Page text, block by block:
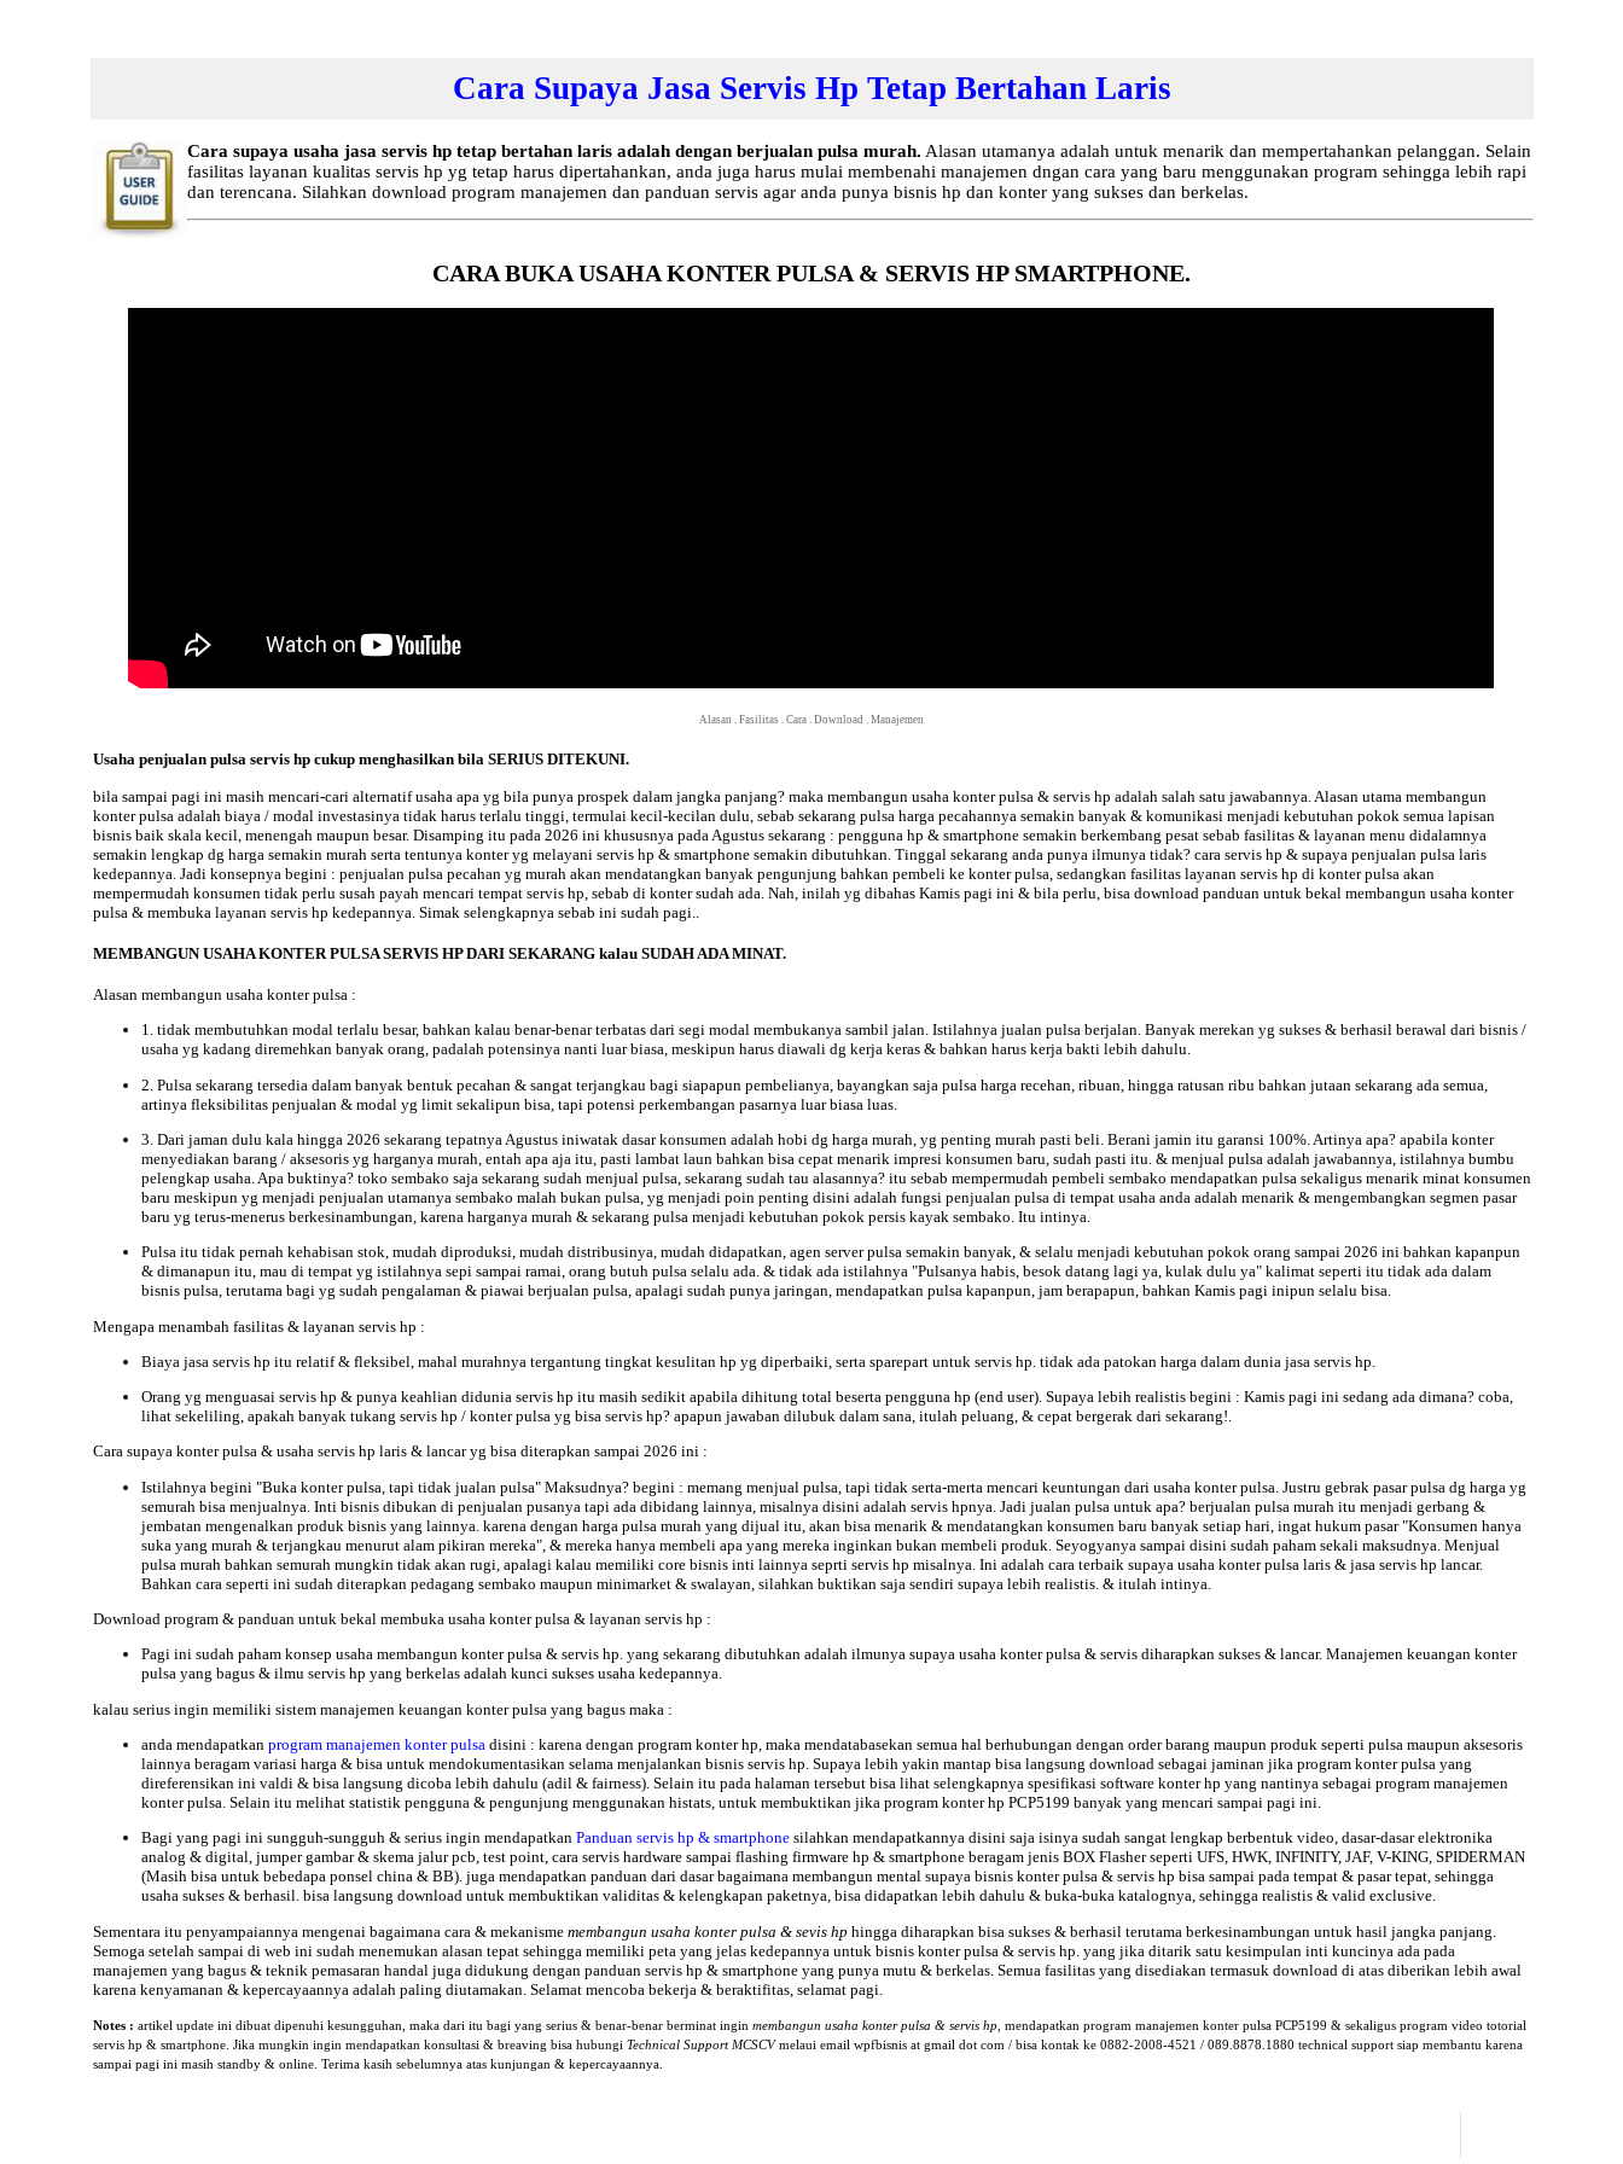
Cara Supaya Jasa Servis Hp Tetap Bertahan Laris
Cara supaya usaha jasa servis hp tetap bertahan laris adalah dengan berjualan pulsa murah. Alasan utamanya adalah untuk menarik dan mempertahankan pelanggan. Selain
fasilitas layanan kualitas servis hp yg tetap harus dipertahankan, anda juga harus mulai membenahi manajemen dngan cara yang baru menggunakan program sehingga lebih rapi
dan terencana. Silahkan download program manajemen dan panduan servis agar anda punya bisnis hp dan konter yang sukses dan berkelas.
CARA BUKA USAHA KONTER PULSA & SERVIS HP SMARTPHONE.
Alasan . Fasilitas . Cara . Download . Manajemen
Usaha penjualan pulsa servis hp cukup menghasilkan bila SERIUS DITEKUNI.
bila sampai pagi ini masih mencari-cari alternatif usaha apa yg bila punya prospek dalam jangka panjang? maka membangun usaha konter pulsa & servis hp adalah salah satu jawabannya. Alasan utama membangun
konter pulsa adalah biaya / modal investasinya tidak harus terlalu tinggi, termulai kecil-kecilan dulu, sebab sekarang pulsa harga pecahannya semakin banyak & komunikasi menjadi kebutuhan pokok semua lapisan
bisnis baik skala kecil, menengah maupun besar. Disamping itu pada 2026 ini khususnya padaAgustus sekarang : pengguna hp & smartphone semakin berkembang pesat sebab fasilitas & layanan menu didalamnya
semakin lengkap dg harga semakin murah serta tentunya konter yg melayani servis hp & smartphone semakin dibutuhkan. Tinggal sekarang anda punya ilmunya tidak? cara servis hp & supaya penjualan pulsa laris
kedepannya. Jadi konsepnya begini : penjualan pulsa pecahan yg murah akan mendatangkan banyak pengunjung bahkan pembeli ke konter pulsa, sedangkan fasilitas layanan servis hp di konter pulsa akan
mempermudah konsumen tidak perlu susah payah mencari tempat servis hp, sebab di konter sudah ada. Nah, inilah yg dibahas Kamis pagi ini & bila perlu, bisa download panduan untuk bekal membangun usaha konter
pulsa & membuka layanan servis hp kedepannya. Simak selengkapnya sebab ini sudah pagi..
MEMBANGUN USAHA KONTER PULSA SERVIS HP DARI SEKARANG kalau SUDAH ADA MINAT.
Alasan membangun usaha konter pulsa :
1. tidak membutuhkan modal terlalu besar, bahkan kalau benar-benar terbatas dari segi modal membukanya sambil jalan. Istilahnya jualan pulsa berjalan. Banyak merekan yg sukses & berhasil berawal dari bisnis /
usaha yg kadang diremehkan banyak orang, padalah potensinya nanti luar biasa, meskipun harus diawali dg kerja keras & bahkan harus kerja bakti lebih dahulu.
2. Pulsa sekarang tersedia dalam banyak bentuk pecahan & sangat terjangkau bagi siapapun pembelianya, bayangkan saja pulsa harga recehan, ribuan, hingga ratusan ribu bahkan jutaan sekarang ada semua,
artinya fleksibilitas penjualan & modal yg limit sekalipun bisa, tapi potensi perkembangan pasarnya luar biasa luas.
3. Dari jaman dulu kala hingga 2026 sekarang tepatnya Agustus iniwatak dasar konsumen adalah hobi dg harga murah, yg penting murah pasti beli. Berani jamin itu garansi 100%. Artinya apa? apabila konter
menyediakan barang / aksesoris yg harganya murah, entah apa aja itu, pasti lambat laun bahkan bisa cepat menarik impresi konsumen baru, sudah pasti itu. & menjual pulsa adalah jawabannya, istilahnya bumbu
pelengkap usaha. Apa buktinya? toko sembako saja sekarang sudah menjual pulsa, sekarang sudah tau alasannya? itu sebab mempermudah pembeli sembako mendapatkan pulsa sekaligus menarik minat konsumen
baru meskipun yg menjadi penjualan utamanya sembako malah bukan pulsa, yg menjadi poin penting disini adalah fungsi penjualan pulsa di tempat usaha anda adalah menarik & mengembangkan segmen pasar
baru yg terus-menerus berkesinambungan, karena harganya murah & sekarang pulsa menjadi kebutuhan pokok persis kayak sembako. Itu intinya.
Pulsa itu tidak pernah kehabisan stok, mudah diproduksi, mudah distribusinya, mudah didapatkan, agen server pulsa semakin banyak, & selalu menjadi kebutuhan pokok orang sampai 2026 ini bahkan kapanpun
& dimanapun itu, mau di tempat yg istilahnya sepi sampai ramai, orang butuh pulsa selalu ada. & tidak ada istilahnya "Pulsanya habis, besok datang lagi ya, kulak dulu ya" kalimat seperti itu tidak ada dalam
bisnis pulsa, terutama bagi yg sudah pengalaman & piawai berjualan pulsa, apalagi sudah punya jaringan, mendapatkan pulsa kapanpun, jam berapapun, bahkan Kamis pagi inipun selalu bisa.
Mengapa menambah fasilitas & layanan servis hp :
Biaya jasa servis hp itu relatif & fleksibel, mahal murahnya tergantung tingkat kesulitan hp yg diperbaiki, serta sparepart untuk servis hp. tidak ada patokan harga dalam dunia jasa servis hp.
Orang yg menguasai servis hp & punya keahlian didunia servis hp itu masih sedikit apabila dihitung total beserta pengguna hp (end user). Supaya lebih realistis begini : Kamis pagi ini sedang ada dimana? coba,
lihat sekeliling, apakah banyak tukang servis hp / konter pulsa yg bisa servis hp? apapun jawaban dilubuk dalam sana, itulah peluang, & cepat bergerak dari sekarang!.
Cara supaya konter pulsa & usaha servis hp laris & lancar yg bisa diterapkan sampai 2026 ini :
Istilahnya begini "Buka konter pulsa, tapi tidak jualan pulsa" Maksudnya? begini : memang menjual pulsa, tapi tidak serta-merta mencari keuntungan dari usaha konter pulsa. Justru gebrak pasar pulsa dg harga yg
semurah bisa menjualnya. Inti bisnis dibukan di penjualan pusanya tapi ada dibidang lainnya, misalnya disini adalah servis hpnya. Jadi jualan pulsa untuk apa? berjualan pulsa murah itu menjadi gerbang &
jembatan mengenalkan produk bisnis yang lainnya. karena dengan harga pulsa murah yang dijual itu, akan bisa menarik & mendatangkan konsumen baru banyak setiap hari, ingat hukum pasar "Konsumen hanya
suka yang murah & terjangkau menurut alam pikiran mereka", & mereka hanya membeli apa yang mereka inginkan bukan membeli produk. Seyogyanya sampai disini sudah paham sekali maksudnya. Menjual
pulsa murah bahkan semurah mungkin tidak akan rugi, apalagi kalau memiliki core bisnis inti lainnya seprti servis hp misalnya. Ini adalah cara terbaik supaya usaha konter pulsa laris & jasa servis hp lancar.
Bahkan cara seperti ini sudah diterapkan pedagang sembako maupun minimarket & swalayan, silahkan buktikan saja sendiri supaya lebih realistis. & itulah intinya.
Download program & panduan untuk bekal membuka usaha konter pulsa & layanan servis hp :
Pagi ini sudah paham konsep usaha membangun konter pulsa & servis hp. yang sekarang dibutuhkan adalah ilmunya supaya usaha konter pulsa & servis diharapkan sukses & lancar. Manajemen keuangan konter
pulsa yang bagus & ilmu servis hp yang berkelas adalah kunci sukses usaha kedepannya.
kalau serius ingin memiliki sistem manajemen keuangan konter pulsa yang bagus maka :
anda mendapatkan program manajemen konter pulsa disini : karena dengan program konter hp, maka mendatabasekan semua hal berhubungan dengan order barang maupun produk seperti pulsa maupun aksesoris
lainnya beragam variasi harga & bisa untuk mendokumentasikan selama menjalankan bisnis servis hp. Supaya lebih yakin mantap bisa langsung download sebagai jaminan jika program konter pulsa yang
direferensikan ini valdi & bisa langsung dicoba lebih dahulu (adil & fairness). Selain itu pada halaman tersebut bisa lihat selengkapnya spesifikasi software konter hp yang nantinya sebagai program manajemen
konter pulsa. Selain itu melihat statistik pengguna & pengunjung menggunakan histats, untuk membuktikan jika program konter hp PCP5199 banyak yang mencari sampai pagi ini.
Bagi yang pagi ini sungguh-sungguh & serius ingin mendapatkan Panduan servis hp & smartphone silahkan mendapatkannya disini saja isinya sudah sangat lengkap berbentuk video, dasar-dasar elektronika
analog & digital, jumper gambar & skema jalur pcb, test point, cara servis hardware sampai flashing firmware hp & smartphone beragam jenis BOX Flasher seperti UFS, HWK, INFINITY, JAF, V-KING, SPIDERMAN
(Masih bisa untuk bebedapa ponsel china & BB). juga mendapatkan panduan dari dasar bagaimana membangun mental supaya bisnis konter pulsa & servis hp bisa sampai pada tempat & pasar tepat, sehingga
usaha sukses & berhasil. bisa langsung download untuk membuktikan validitas & kelengkapan paketnya, bisa didapatkan lebih dahulu & buka-buka katalognya, sehingga realistis & valid exclusive.
Sementara itu penyampaiannya mengenai bagaimana cara & mekanisme membangun usaha konter pulsa & sevis hp hingga diharapkan bisa sukses & berhasil terutama berkesinambungan untuk hasil jangka panjang.
Semoga setelah sampai di web ini sudah menemukan alasan tepat sehingga memiliki peta yang jelas kedepannya untuk bisnis konter pulsa & servis hp. yang jika ditarik satu kesimpulan inti kuncinya ada pada
manajemen yang bagus & teknik pemasaran handal juga didukung dengan panduan servis hp & smartphone yang punya mutu & berkelas. Semua fasilitas yang disediakan termasuk download di atas diberikan lebih awal
karena kenyamanan & kepercayaannya adalah paling diutamakan. Selamat mencoba bekerja & beraktifitas, selamat pagi.
Notes : artikel update ini dibuat dipenuhi kesungguhan, maka dari itu bagi yang serius & benar-benar berminat ingin membangun usaha konter pulsa & servis hp, mendapatkan program manajemen konter pulsa PCP5199 & sekaligus program video totorial
servis hp & smartphone. Jika mungkin ingin mendapatkan konsultasi & breaving bisa hubungi Technical Support MCSCVmelaui email wpfbisnis at gmail dot com / bisa kontak ke 0882-2008-4521 / 089.8878.1880 technical support siap membantu karena
sampai pagi ini masih standby & online. Terima kasih sebelumnya atas kunjungan & kepercayaannya.